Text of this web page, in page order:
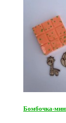
Бомбочка-